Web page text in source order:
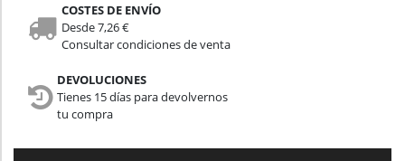
COSTES DE ENVÍO
Desde 7,26 €
Consultar condiciones de venta
DEVOLUCIONES
Tienes 15 días para devolvernos
tu compra